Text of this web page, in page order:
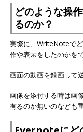
どのような操
るのか？
実際に、WriteNoteで
作や表示をしたのかを
画面の動画を録画して
画像を添付する時は画
有るのか無いのなども